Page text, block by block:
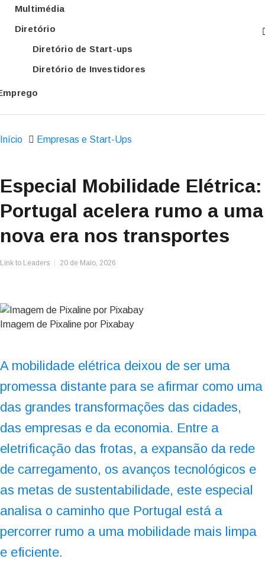
Multimédia
Diretório
Diretório de Start-ups
Diretório de Investidores
Início Empresas e Start-Ups
Especial Mobilidade Elétrica:
Portugal acelera rumo a uma
nova era nos transportes
Link to Leaders 20 de Maio, 2026
Imagem de Pixaline por Pixabay
A mobilidade elétrica deixou de ser uma
promessa distante para se afirmar como uma
das grandes transformações das cidades,
das empresas e da economia. Entre a
eletrificação das frotas, a expansão da rede
de carregamento, os avanços tecnológicos e
as metas de sustentabilidade, este especial
analisa o caminho que Portugal está a
percorrer rumo a uma mobilidade mais limpa
e eficiente.